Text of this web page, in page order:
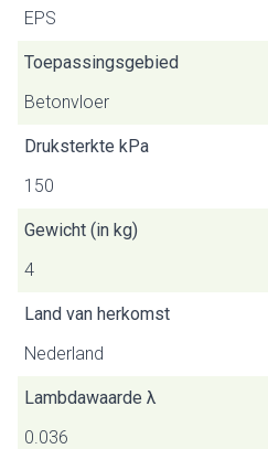
EPS
Toepassingsgebied
Betonvloer
Druksterkte kPa
150
Gewicht (in kg)
4
Land van herkomst
Nederland
Lambdawaarde λ
0.036